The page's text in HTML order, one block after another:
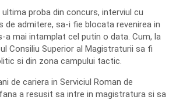
proba din concurs, interviul cu
de admitere, sa-i fie blocata revenirea in
a mai intamplat cel putin o data. Cum, la
Consiliu Superior al Magistraturii sa fi
si din zona campului tactic.
de cariera in Serviciul Roman de
a resusit sa intre in magistratura si sa